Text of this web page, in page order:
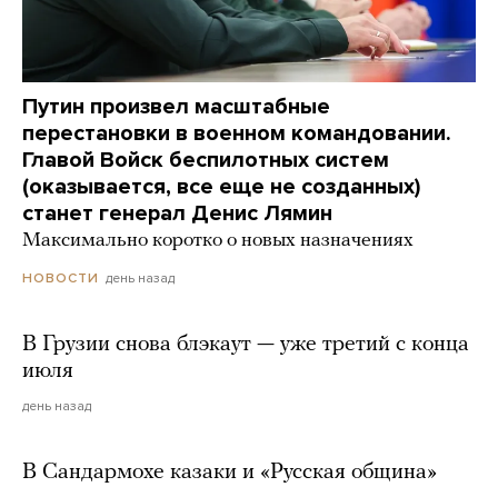
Путин произвел масштабные
перестановки в военном командовании.
Главой Войск беспилотных систем
(оказывается, все еще не созданных)
станет генерал Денис Лямин
Максимально коротко о новых назначениях
НОВОСТИ день назад
В Грузии снова блэкаут — уже третий с конца
июля
день назад
В Сандармохе казаки и «Русская община»